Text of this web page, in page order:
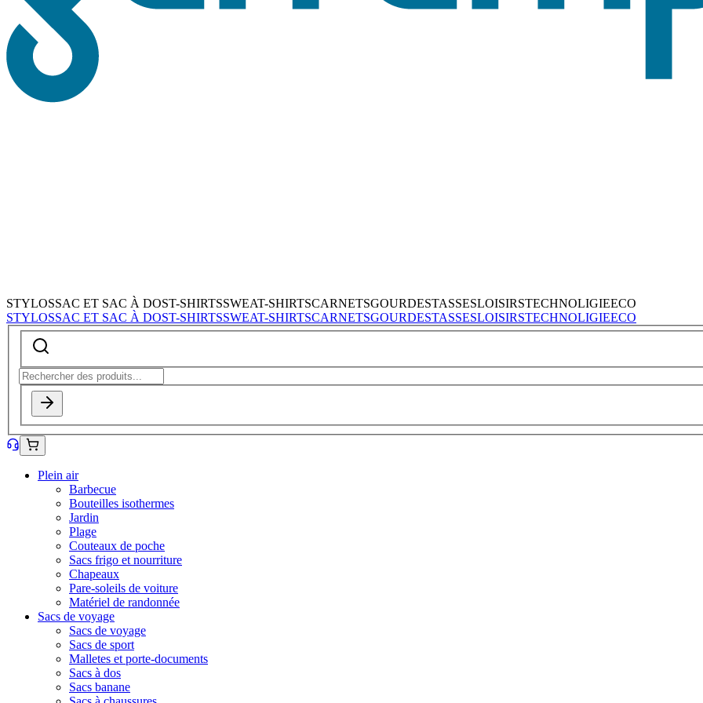
STYLOSSAC ET SAC À DOST-SHIRTSSWEAT-SHIRTSCARNETSGOURDESTASSESLOISIRSTECHNOLIGIEECO
STYLOSSAC ET SAC À DOST-SHIRTSSWEAT-SHIRTSCARNETSGOURDESTASSESLOISIRSTECHNOLIGIEECO
Plein air
Barbecue
Bouteilles isothermes
Jardin
Plage
Couteaux de poche
Sacs frigo et nourriture
Chapeaux
Pare-soleils de voiture
Matériel de randonnée
Sacs de voyage
Sacs de voyage
Sacs de sport
Malletes et porte-documents
Sacs à dos
Sacs banane